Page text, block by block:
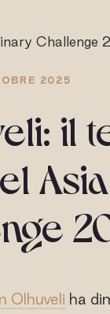
Challenge
2025
il
Olhuveli ha